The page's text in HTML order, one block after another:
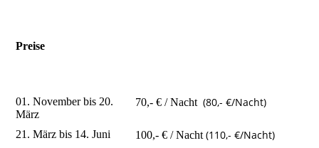
Preise
01. November bis 20.
März
70,- € / Nacht(80,- €/Nacht)
21. März bis 14. Juni 100,- € / Nacht(110,- €/Nacht)